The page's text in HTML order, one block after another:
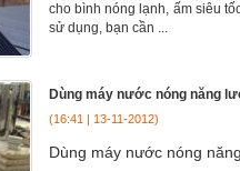
cho bình nóng lạnh, ấm siêu
sử dụng, bạn cần ...
Dùng máy nước nóng năng
(16:41 | 13-11-2012)
Dùng máy nước nóng